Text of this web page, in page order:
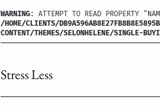
WARNING: ATTEMPT TO READ PROPERTY
/HOME/CLIENTS/
CONTENT/THEMES/SELONHELENE/SINGLE-
Stress Less